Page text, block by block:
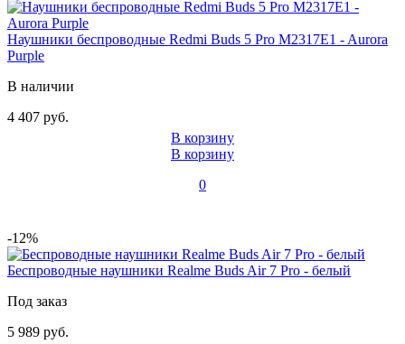
Наушники беспроводные Redmi Buds 5 Pro M2317E1 - Aurora
Purple
В наличии
4 407 руб.
В корзину
В корзину
0
-12%
Беспроводные наушники Realme Buds Air 7 Pro - белый
Под заказ
5 989 руб.